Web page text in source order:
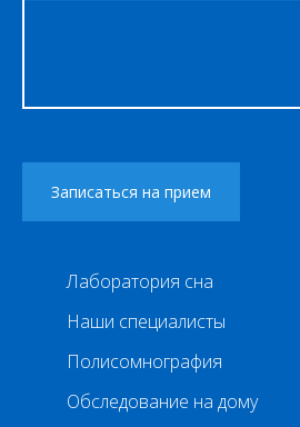
Лаборатория сна
Наши специалисты
Полисомнография
Обследование на дому